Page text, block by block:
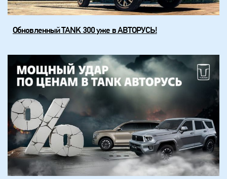
Обновленный TANK 300 уже в АВТОРУСЬ!